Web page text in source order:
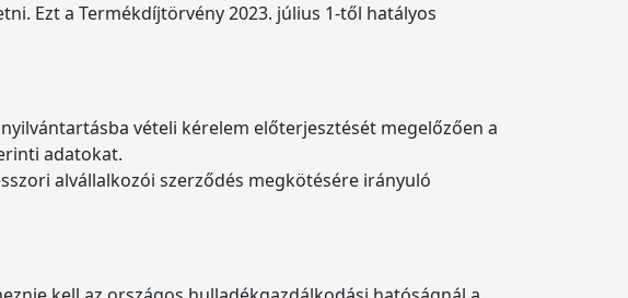
Ezt a Termékdíjtörvény 2023. július 1-től hatályos
vételi kérelem előterjesztését megelőzően a
adatokat.
alvállalkozói szerződés megkötésére irányuló